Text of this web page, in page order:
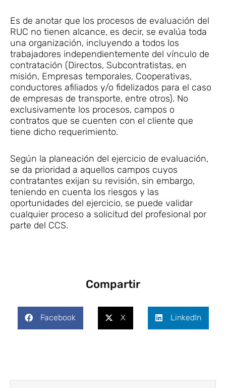
Es de anotar que los procesos de evaluación del
RUC no tienen alcance, es decir, se evalúa toda
una organización, incluyendo a todos los
trabajadores independientemente del vínculo de
contratación (Directos, Subcontratistas, en
misión, Empresas temporales, Cooperativas,
conductores afiliados y/o fidelizados para el caso
de empresas de transporte, entre otros). No
exclusivamente los procesos, campos o
contratos que se cuenten con el cliente que
tiene dicho requerimiento.
Según la planeación del ejercicio de evaluación,
se da prioridad a aquellos campos cuyos
contratantes exijan su revisión, sin embargo,
teniendo en cuenta los riesgos y las
oportunidades del ejercicio, se puede validar
cualquier proceso a solicitud del profesional por
parte del CCS.
Compartir
Facebook X LinkedIn